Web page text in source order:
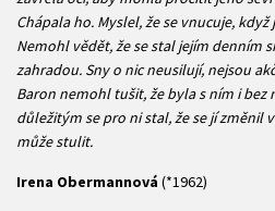
Chápala ho. Myslel, že se vnucuje,
Nemohl vědět, že se stal jejím denním
zahradou. Sny o nic neusilují, nejsou
Baron nemohl tušit, že byla s ním i bez
důležitým se pro ni stal, že se jí změnil
může stulit.
Irena Obermannová (*1962)